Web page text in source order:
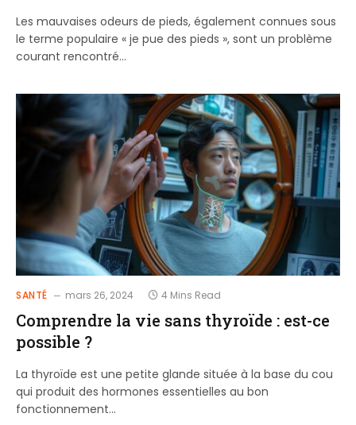
Les mauvaises odeurs de pieds, également connues sous
le terme populaire « je pue des pieds », sont un problème
courant rencontré…
SANTÉ mars 26, 2024 4 Mins Read
Comprendre la vie sans thyroïde : est-ce
possible ?
La thyroïde est une petite glande située à la base du cou
qui produit des hormones essentielles au bon
fonctionnement…